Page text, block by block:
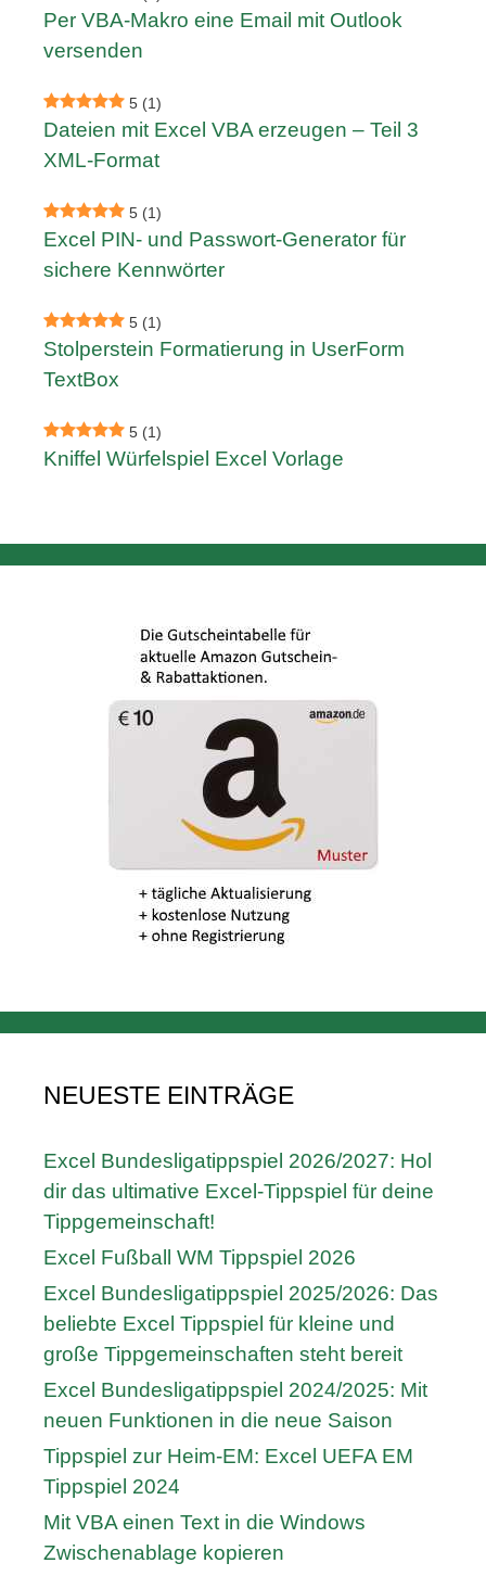
Per VBA-Makro eine Email mit Outlook
versenden
5 (1)
Dateien mit Excel VBA erzeugen – Teil 3
XML-Format
5 (1)
Excel PIN- und Passwort-Generator für
sichere Kennwörter
5 (1)
Stolperstein Formatierung in UserForm
TextBox
5 (1)
Kniffel Würfelspiel Excel Vorlage
NEUESTE EINTRÄGE
Excel Bundesligatippspiel 2026/2027: Hol
dir das ultimative Excel-Tippspiel für deine
Tippgemeinschaft!
Excel Fußball WM Tippspiel 2026
Excel Bundesligatippspiel 2025/2026: Das
beliebte Excel Tippspiel für kleine und
große Tippgemeinschaften steht bereit
Excel Bundesligatippspiel 2024/2025: Mit
neuen Funktionen in die neue Saison
Tippspiel zur Heim-EM: Excel UEFA EM
Tippspiel 2024
Mit VBA einen Text in die Windows
Zwischenablage kopieren